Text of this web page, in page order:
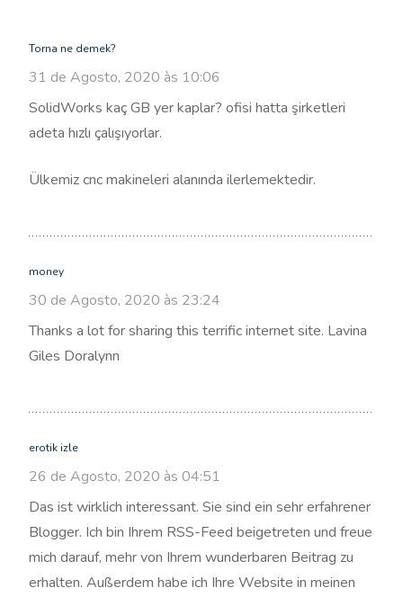
Torna ne demek?
31 de Agosto, 2020 às 10:06
SolidWorks kaç GB yer kaplar? ofisi hatta şirketleri
adeta hızlı çalışıyorlar.
Ülkemiz cnc makineleri alanında ilerlemektedir.
money
30 de Agosto, 2020 às 23:24
Thanks a lot for sharing this terrific internet site. Lavina
Giles Doralynn
erotik izle
26 de Agosto, 2020 às 04:51
Das ist wirklich interessant. Sie sind ein sehr erfahrener
Blogger. Ich bin Ihrem RSS-Feed beigetreten und freue
mich darauf, mehr von Ihrem wunderbaren Beitrag zu
erhalten. Außerdem habe ich Ihre Website in meinen